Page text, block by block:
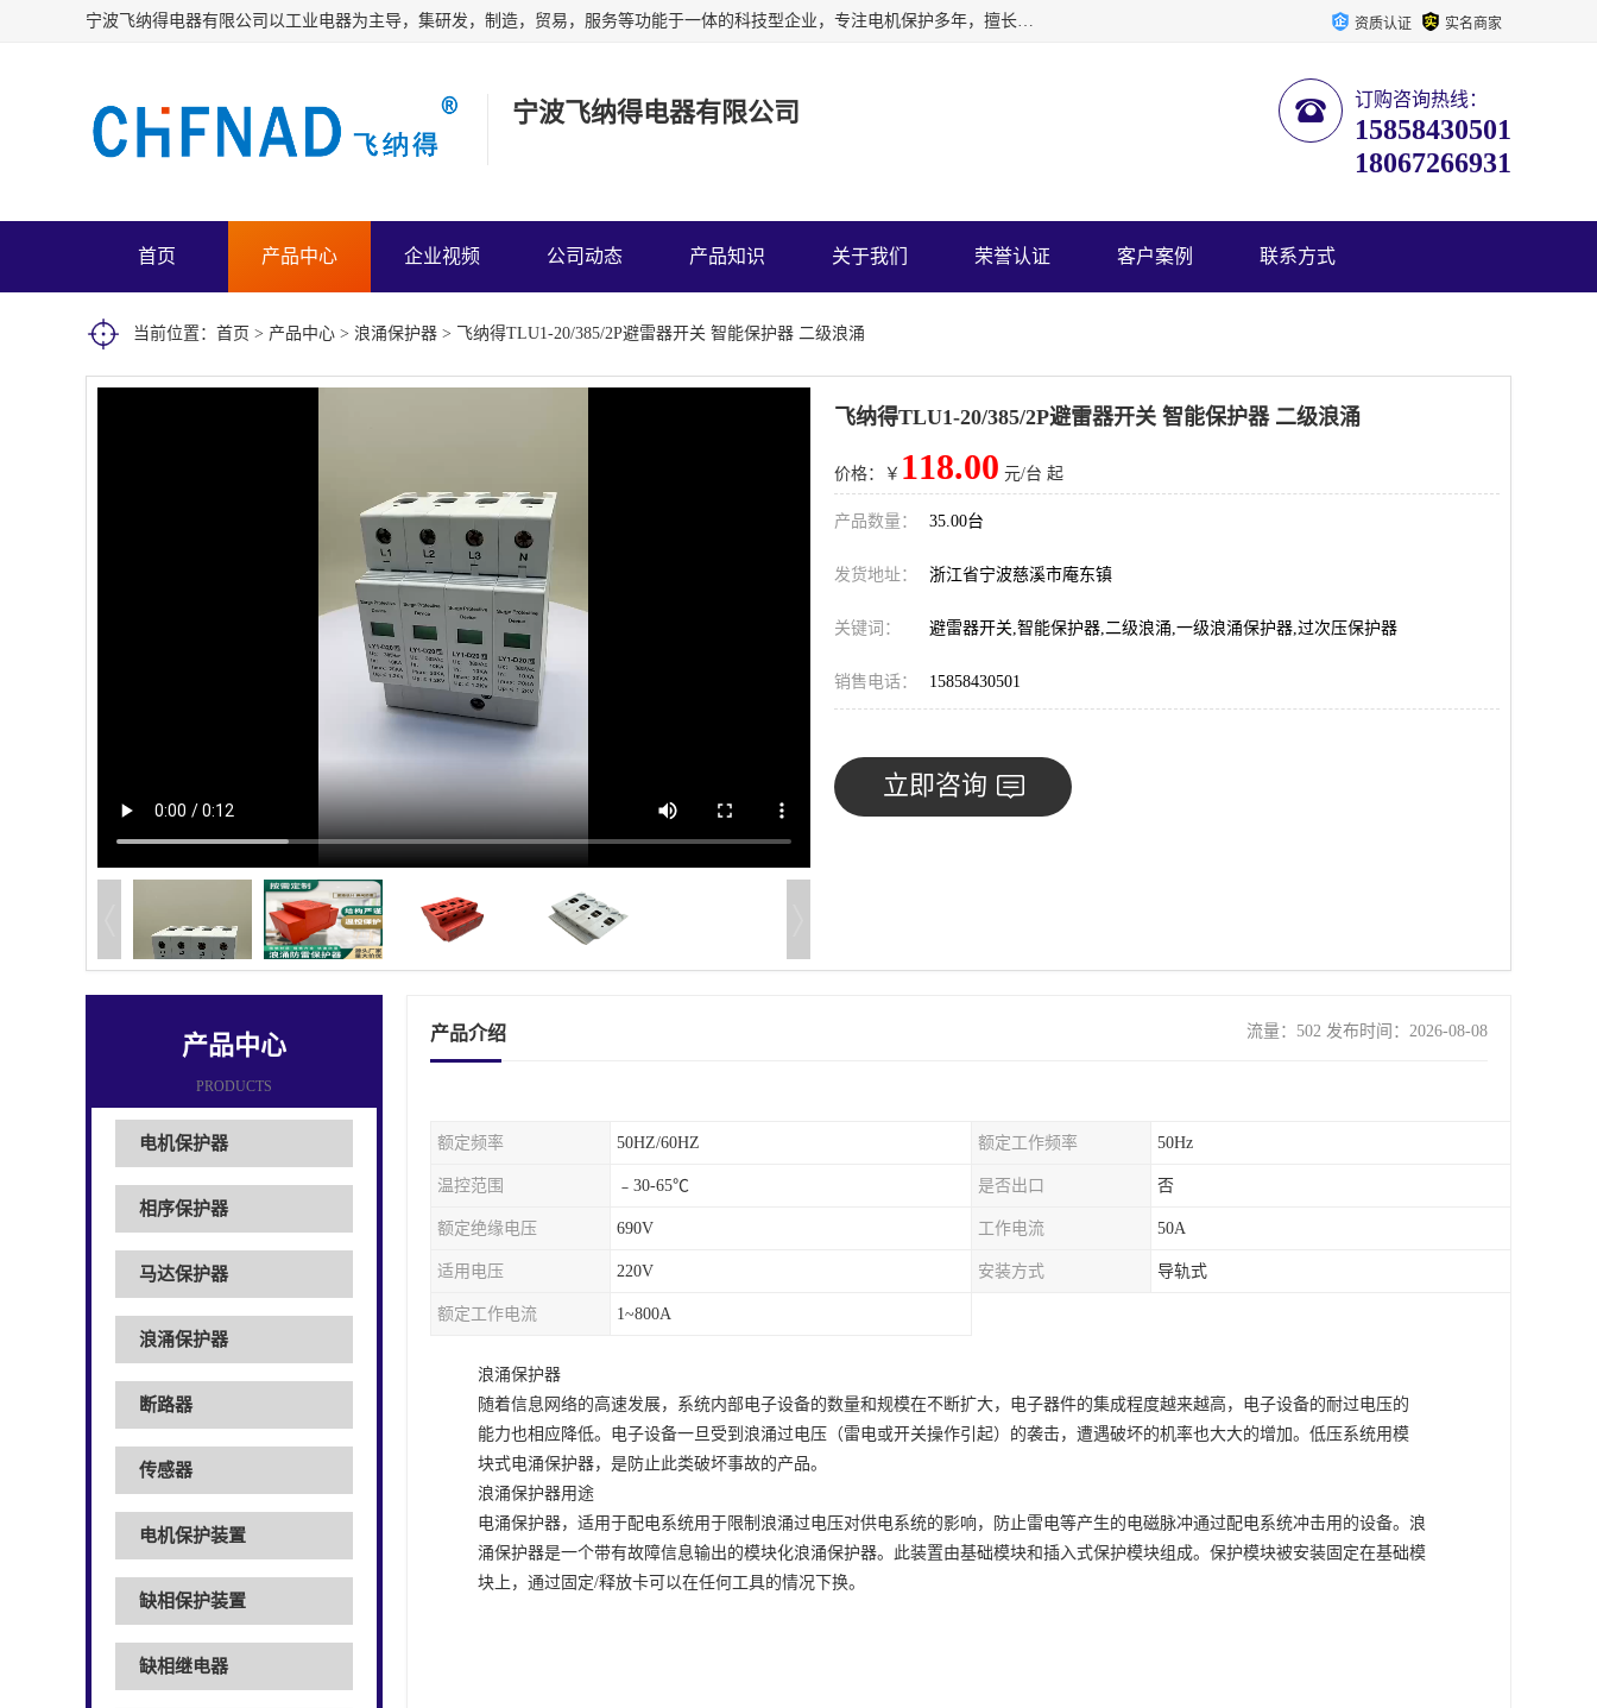
宁波飞纳得电器有限公司以工业电器为主导，集研发，制造，贸易，服务等功能于一体的科技型企业，专注电机保护多年，擅长单片机技术在工业控制、电力电子、汽车电子等领域的应用。主要产品有电机保护器，缺相保护器，相序保护器，电压电流表，浪涌保护器，温控器等我们的使命是通过系统的解决方案为客户创造高的价值，我们也热诚欢迎国内外客户来公司考察交流。 资质认证 实名商家
宁波飞纳得电器有限公司 订购咨询热线：
15858430501
18067266931
首页 产品中心 企业视频 公司动态 产品知识 关于我们 荣誉认证 客户案例 联系方式
当前位置： 首页 > 产品中心 > 浪涌保护器 > 飞纳得TLU1-20/385/2P避雷器开关 智能保护器 二级浪涌
飞纳得TLU1-20/385/2P避雷器开关 智能保护器 二级浪涌
价格：￥ 118.00 元/台 起
产品数量： 35.00台
发货地址： 浙江省宁波慈溪市庵东镇
关键词： 避雷器开关,智能保护器,二级浪涌,一级浪涌保护器,过次压保护器
销售电话： 15858430501
立即咨询
产品中心
PRODUCTS
电机保护器
相序保护器
马达保护器
浪涌保护器
断路器
传感器
电机保护装置
缺相保护装置
缺相继电器
产品介绍 流量：502 发布时间：2026-08-08
额定频率 50HZ/60HZ 额定工作频率 50Hz
温控范围 ﹣30-65℃ 是否出口 否
额定绝缘电压 690V 工作电流 50A
适用电压 220V 安装方式 导轨式
额定工作电流 1~800A
浪涌保护器
随着信息网络的高速发展，系统内部电子设备的数量和规模在不断扩大，电子器件的集成程度越来越高，电子设备的耐过电压的
能力也相应降低。电子设备一旦受到浪涌过电压（雷电或开关操作引起）的袭击，遭遇破坏的机率也大大的增加。低压系统用模
块式电涌保护器，是防止此类破坏事故的产品。
浪涌保护器用途
电涌保护器，适用于配电系统用于限制浪涌过电压对供电系统的影响，防止雷电等产生的电磁脉冲通过配电系统冲击用的设备。浪
涌保护器是一个带有故障信息输出的模块化浪涌保护器。此装置由基础模块和插入式保护模块组成。保护模块被安装固定在基础模
块上，通过固定/释放卡可以在任何工具的情况下换。